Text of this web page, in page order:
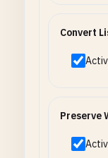
Convert
Preserve